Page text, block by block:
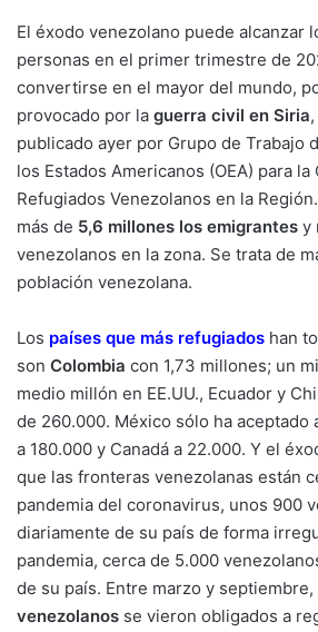
El éxodo venezolano puede alcanzar
personas en el primer trimestre de
convertirse en el mayor del mundo,
provocado por la guerra civil en Siria
publicado ayer por Grupo de Trabajo
los Estados Americanos (OEA) para
Refugiados Venezolanos en la
más de 5,6 millones los emigrantes y
venezolanos en la zona. Se trata de
población venezolana.
Los países que más refugiados han
son Colombia con 1,73 millones; un
medio millón en EE.UU., Ecuador y
de 260.000. México sólo ha aceptado
a 180.000 y Canadá a 22.000. Y el
que las fronteras venezolanas están
pandemia del coronavirus, unos 900
diariamente de su país de forma
pandemia, cerca de 5.000
de su país. Entre marzo y septiembre,
venezolanos se vieron obligados a